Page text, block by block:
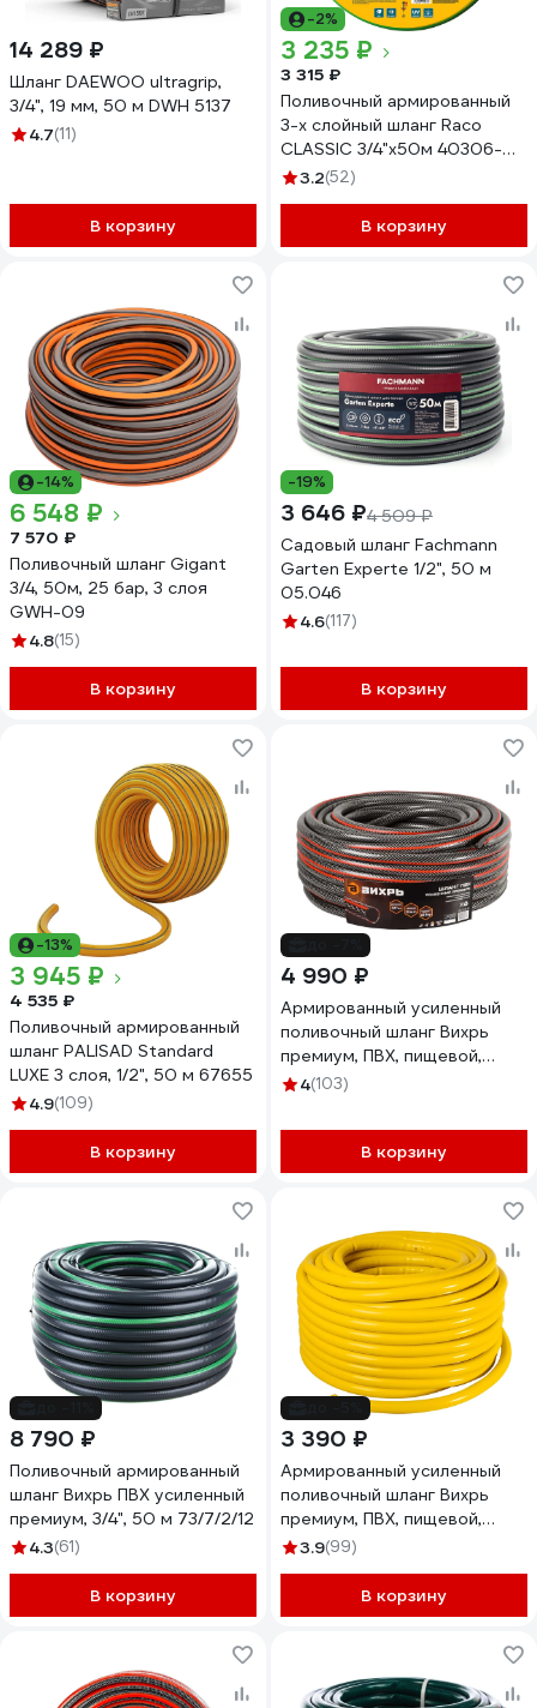
14 289 ₽
Шланг DAEWOO ultragrip,
3/4", 19 мм, 50 м DWH 5137
4.7(11)
В корзину
-2%
3 235 ₽
3 315 ₽
Поливочный армированный
3-х слойный шланг Raco
CLASSIC 3/4"x50м 40306-
3/4-50_z01
3.2(52)
В корзину
-14%
6 548 ₽
7 570 ₽
Поливочный шланг Gigant
3/4, 50м, 25 бар, 3 слоя
GWH-09
4.8(15)
В корзину
-19%
3 646 ₽4 509 ₽
Садовый шланг Fachmann
Garten Experte 1/2", 50 м
05.046
4.6(117)
В корзину
-13%
3 945 ₽
4 535 ₽
Поливочный армированный
шланг PALISAD Standard
LUXE 3 слоя, 1/2", 50 м 67655
4.9(109)
В корзину
4 990 ₽
Армированный усиленный
поливочный шланг Вихрь
премиум, ПВХ, пищевой,
трехслойный, 3/4", 50 м
4(103)
В корзину
8 790 ₽
Поливочный армированный
шланг Вихрь ПВХ усиленный
премиум, 3/4", 50 м 73/7/2/12
4.3(61)
В корзину
3 390 ₽
Армированный усиленный
поливочный шланг Вихрь
премиум, ПВХ, пищевой,
трехслойный, 3/4", 50 м,
3.9(99)
В корзину